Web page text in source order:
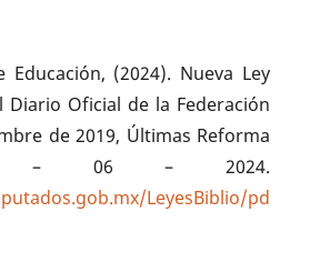
Educación, (2024). Nueva Ley
Diario Oficial de la Federación
de 2019, Últimas Reforma
– 06 – 2024.
LeyesBiblio/pd